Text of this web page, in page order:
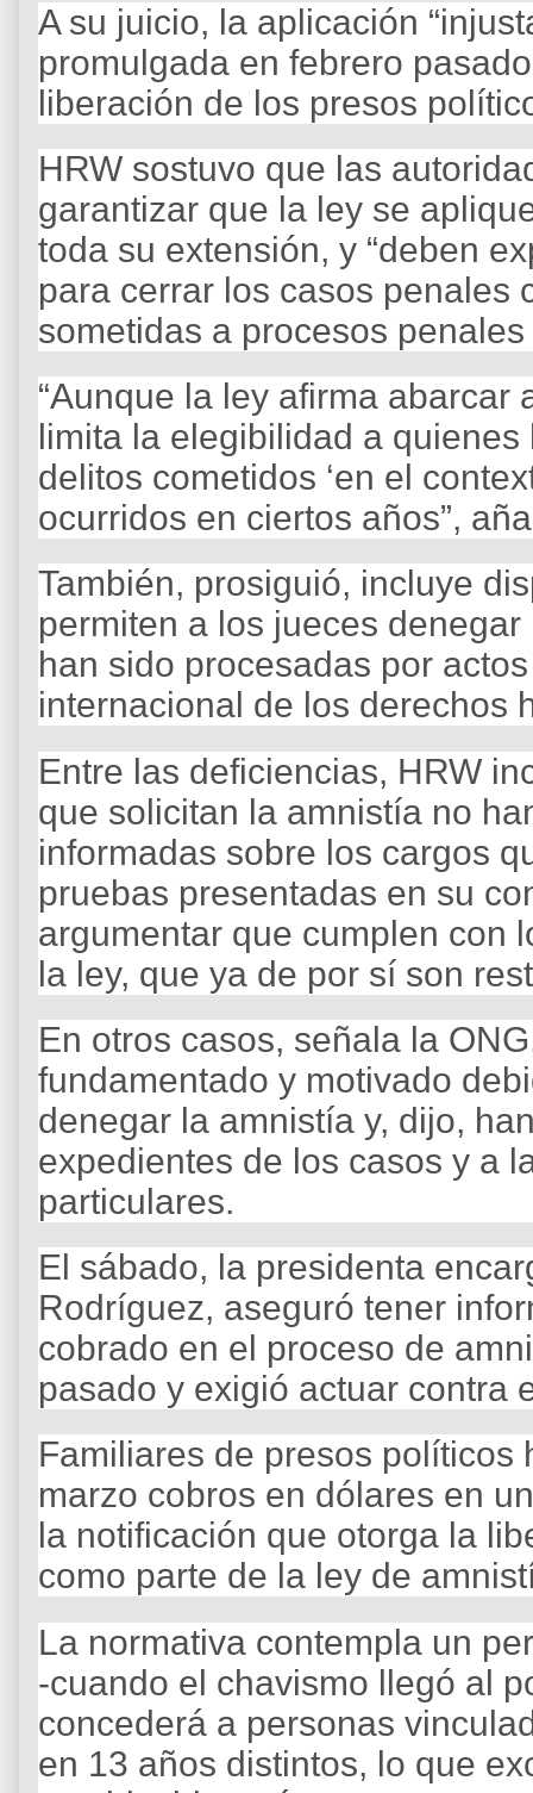
A su juicio, la aplicación
promulgada en febrero
liberación de los presos
HRW sostuvo que las
garantizar que la ley se
toda su extensión, y “deben
para cerrar los casos penales
sometidas a procesos penales
“Aunque la ley afirma abarcar
limita la elegibilidad a
delitos cometidos ‘en el
ocurridos en ciertos años”,
También, prosiguió, incluye
permiten a los jueces
han sido procesadas por
internacional de los derechos
Entre las deficiencias, HRW
que solicitan la amnistía no
informadas sobre los cargos
pruebas presentadas en su
argumentar que cumplen con
la ley, que ya de por sí son
En otros casos, señala la
fundamentado y motivado
denegar la amnistía y, dijo,
expedientes de los casos y a
particulares.
El sábado, la presidenta
Rodríguez, aseguró tener
cobrado en el proceso de
pasado y exigió actuar contra
Familiares de presos
marzo cobros en dólares en
la notificación que otorga la
como parte de la ley de
La normativa contempla un
-cuando el chavismo llegó al
concederá a personas
en 13 años distintos, lo que